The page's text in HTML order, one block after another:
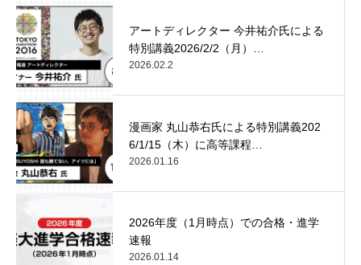
アートディレクター 今井祐介氏による
特別講義2026/2/2（月）…
2026.02.2
漫画家 丸山恭右氏による特別講義202
6/1/15（木）に高等課程…
2026.01.16
2026年度（1月時点）での合格・進学
速報
2026.01.14